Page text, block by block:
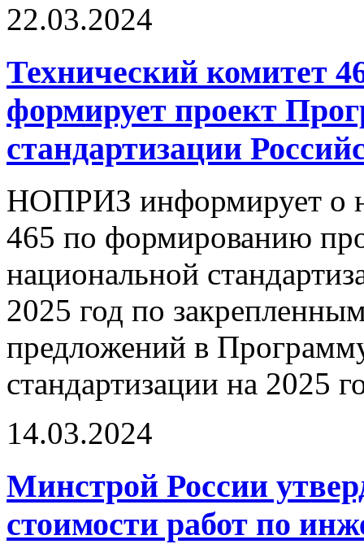
22.03.2024
Технический комитет
формирует проект
стандартизации
НОПРИЗ информирует о
465 по формированию
национальной
2025 год по
предложений в
стандартизации на 2025
14.03.2024
Минстрой России
стоимости работ по